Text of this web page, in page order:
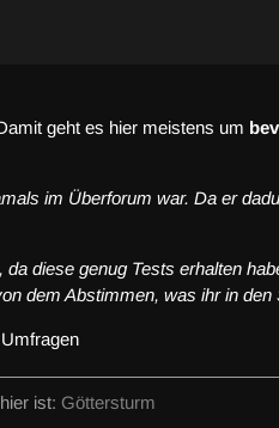
geht es hier meistens um
im Überforum war. Da er
diese genug Tests erhalten
dem Abstimmen, was ihr in den
hier ist:Göttersturm